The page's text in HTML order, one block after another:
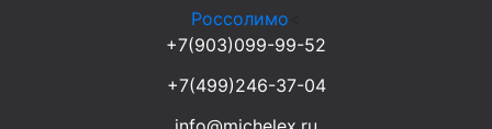
Россолимо
+7(903)099-99-52
+7(499)246-37-04